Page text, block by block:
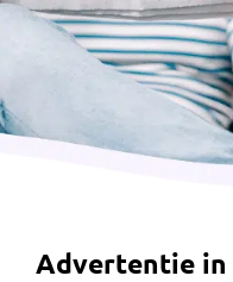
Advertentie in